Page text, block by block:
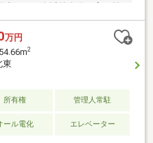
事のある人以外自分の家の前
なく静か暮らすことができま
万円
2
東
所有権 管理人常駐
ール電化 エレベーター